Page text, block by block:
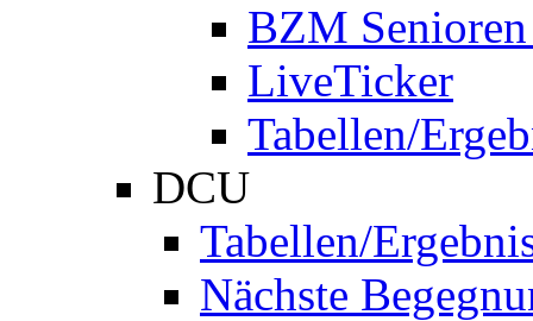
BZM
LiveTicker
Tabellen/
DCU
Tabellen/
Nächste